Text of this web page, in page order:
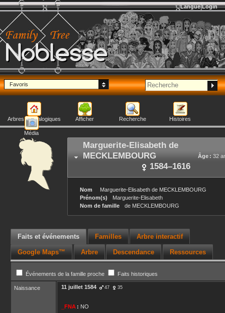
Noblesse
Langue Login
Favoris
Arbres généalogiques Afficher Recherche Histoires
Média
Marguerite-Elisabeth de
MECKLEMBOURG
Âge : 32
1584–1616
Nom Marguerite-Elisabeth de MECKLEMBOURG
Prénom(s)
Marguerite-Elisabeth
Nom de famille
de MECKLEMBOURG
Faits et événements Familles Arbre interactif
Google Maps™ Arbre Descendance Ressources
Événements de la famille proche Faits historiques
Naissance 11 juillet 1584 47 35
_FNA : NO